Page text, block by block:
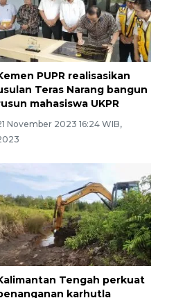
PUPR realisasikan
Teras Narang bangun
mahasiswa UKPR
November 2023 16:24 WIB,
Tengah perkuat
karhutla